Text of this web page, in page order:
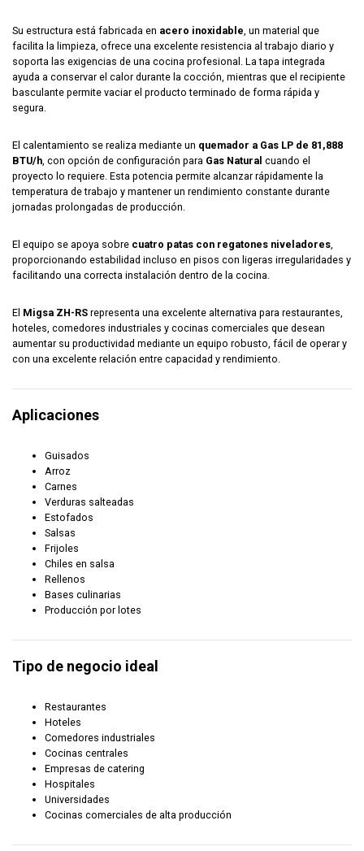
Su estructura está fabricada en acero inoxidable , un material que
facilita la limpieza, ofrece una excelente resistencia al trabajo diario y
soporta las exigencias de una cocina profesional. La tapa integrada
ayuda a conservar el calor durante la cocción, mientras que el recipiente
basculante permite vaciar el producto terminado de forma rápida y
segura.
El calentamiento se realiza mediante un quemador a Gas LP de 81,888
BTU/h , con opción de configuración para Gas Natural cuando el
proyecto lo requiere. Esta potencia permite alcanzar rápidamente la
temperatura de trabajo y mantener un rendimiento constante durante
jornadas prolongadas de producción.
El equipo se apoya sobre cuatro patas con regatones niveladores
proporcionando estabilidad incluso en pisos con ligeras irregularidades y
facilitando una correcta instalación dentro de la cocina.
El Migsa ZH-RS representa una excelente alternativa para restaurantes,
hoteles, comedores industriales y cocinas comerciales que desean
aumentar su productividad mediante un equipo robusto, fácil de operar y
con una excelente relación entre capacidad y rendimiento.
Aplicaciones
Guisados
Arroz
Carnes
Verduras salteadas
Estofados
Salsas
Frijoles
Chiles en salsa
Rellenos
Bases culinarias
Producción por lotes
Tipo de negocio ideal
Restaurantes
Hoteles
Comedores industriales
Cocinas centrales
Empresas de catering
Hospitales
Universidades
Cocinas comerciales de alta producción